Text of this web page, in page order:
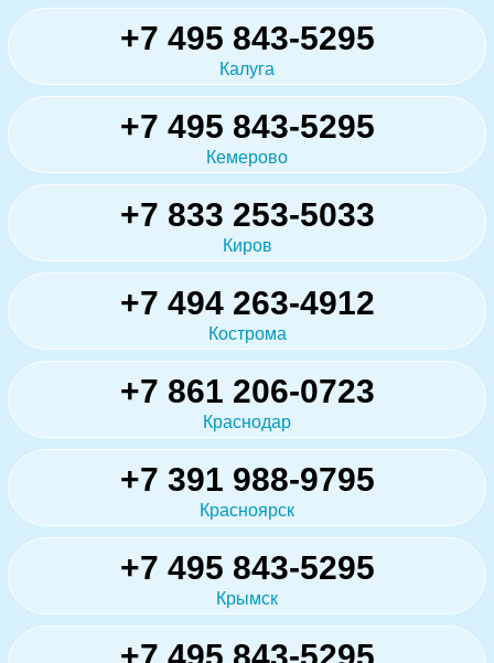
+7 495 843-5295
Калуга
+7 495 843-5295
Кемерово
+7 833 253-5033
Киров
+7 494 263-4912
Кострома
+7 861 206-0723
Краснодар
+7 391 988-9795
Красноярск
+7 495 843-5295
Крымск
+7 495 843-5295